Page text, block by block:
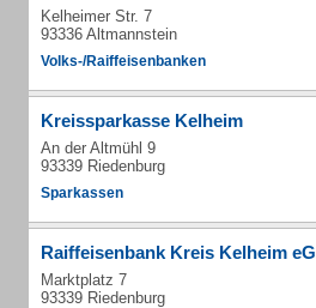
Kelheimer Str. 7
93336 Altmannstein
Volks-/Raiffeisenbanken
Kreissparkasse Kelheim
An der Altmühl 9
93339 Riedenburg
Sparkassen
Raiffeisenbank Kreis Kelheim eG
Marktplatz 7
93339 Riedenburg